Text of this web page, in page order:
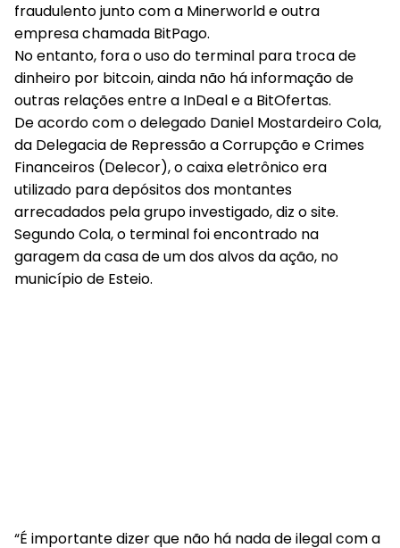
fraudulento junto com a Minerworld e outra
empresa chamada BitPago.
No entanto, fora o uso do terminal para troca de
dinheiro por bitcoin, ainda não há informação de
outras relações entre a InDeal e a BitOfertas.
De acordo com o delegado Daniel Mostardeiro Cola,
da Delegacia de Repressão a Corrupção e Crimes
Financeiros (Delecor), o caixa eletrônico era
utilizado para depósitos dos montantes
arrecadados pela grupo investigado, diz o site.
Segundo Cola, o terminal foi encontrado na
garagem da casa de um dos alvos da ação, no
município de Esteio.
“É importante dizer que não há nada de ilegal com a